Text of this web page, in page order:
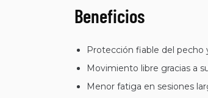
Beneficios
Protección fiable del pecho
Movimiento libre gracias a
Menor fatiga en sesiones